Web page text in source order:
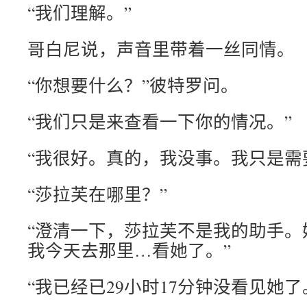
“我们理解。”
哥白尼说，声音里带着一丝同情。
“你想要什么？”彼特罗问。
“我们只是来查看一下你的情况。”
“我很好。真的，我没事。我只是
“莎拉芙在哪里？”
“澄清一下，莎拉芙不是我的助手
我今天去那里…看她了。”
“我已经已29小时17分钟没看见她了